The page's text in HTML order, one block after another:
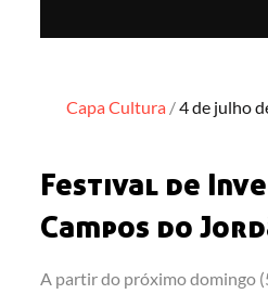
CapaCultura Posted
4 de julho
Festival de
Campos do
A partir do próximo domingo